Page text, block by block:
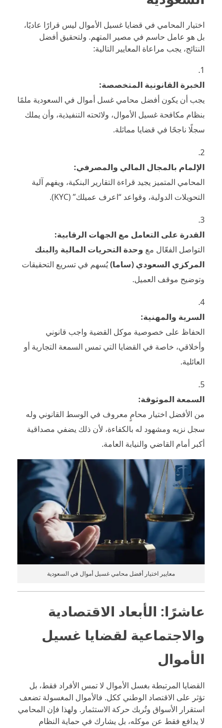
اختيار المحامي في قضايا غسيل الأموال ليس قرارًا عاديًا،
بل هو عامل حاسم في مصير المتهم. ولتحقيق أفضل
النتائج، يجب مراعاة المعايير التالية:
الخبرة القانونية المتخصصة:
يجب أن يكون أفضل محامي غسل أموال في السعودية ملمًا
بنظام مكافحة غسيل الأموال، ولائحته التنفيذية، وأن يملك
سجلًا ناجحًا في قضايا مماثلة.
الإلمام بالمجال المالي والمصرفي:
المحامي المتميز يجيد قراءة التقارير البنكية، ويفهم آلية
التحويلات الدولية، وقواعد “اعرف عميلك” (KYC).
القدرة على التعامل مع الجهات الرقابية:
التواصل الفعّال مع وحدة التحريات المالية والبنك
المركزي السعودي (ساما)يُسهم في تسريع التحقيقات
وتوضيح موقف العميل.
السرية والمهنية:
الحفاظ على خصوصية موكل القضية واجب قانوني
وأخلاقي، خاصة في القضايا التي تمس السمعة التجارية أو
العائلية.
السمعة الموثوقة:
من الأفضل اختيار محامٍ معروف في الوسط القانوني وله
سجل نزيه ومشهود له بالكفاءة، لأن ذلك يضفي مصداقية
أكبر أمام القاضي والنيابة العامة.
معايير اختيار أفضل محامي غسيل أموال في السعودية
عاشرًا: الأبعاد الاقتصادية
والاجتماعية لقضايا غسيل
الأموال
القضايا المرتبطة بغسل الأموال لا تمس الأفراد فقط، بل
تؤثر على الاقتصاد الوطني ككل. فالأموال المغسولة تضعف
استقرار الأسواق وتُربك حركة الاستثمار. ولهذا فإن المحامي
لا يدافع فقط عن موكله، بل يشارك في حماية النظام